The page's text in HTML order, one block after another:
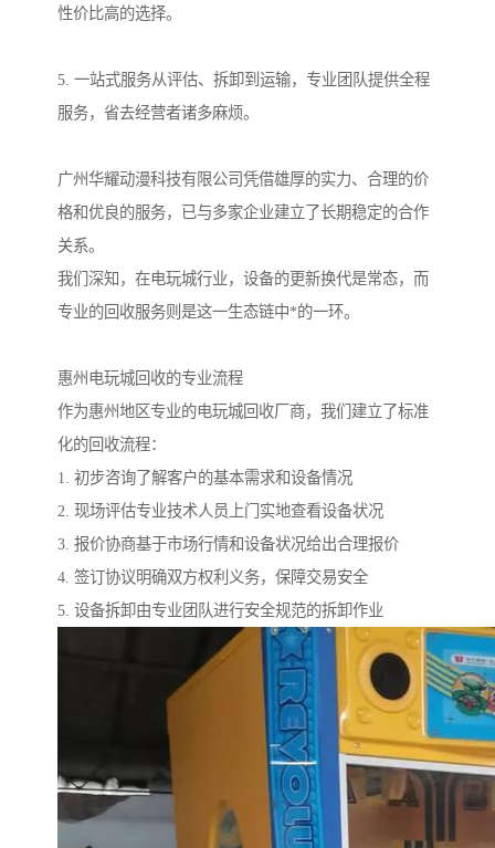
性价比高的选择。
5. 一站式服务从评估、拆卸到运输，专业团队提供全程
服务，省去经营者诸多麻烦。
广州华耀动漫科技有限公司凭借雄厚的实力、合理的价
格和优良的服务，已与多家企业建立了长期稳定的合作
关系。
我们深知，在电玩城行业，设备的更新换代是常态，而
专业的回收服务则是这一生态链中*的一环。
惠州电玩城回收的专业流程
作为惠州地区专业的电玩城回收厂商，我们建立了标准
化的回收流程：
1. 初步咨询了解客户的基本需求和设备情况
2. 现场评估专业技术人员上门实地查看设备状况
3. 报价协商基于市场行情和设备状况给出合理报价
4. 签订协议明确双方权利义务，保障交易安全
5. 设备拆卸由专业团队进行安全规范的拆卸作业